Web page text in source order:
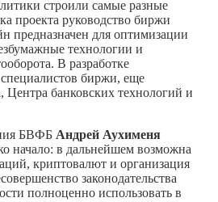
строили самые разные
проекта руководство биржи
предназначен для оптимизации
технологии и
В разработке
биржи, еще
Центра банковских технологий и
БВФБ Андрей Аухименя
начало: в дальнейшем возможна
криптовалют и организация
законодательства
полноценно использовать в